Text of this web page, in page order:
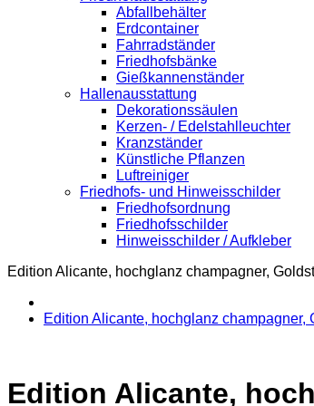
Abfallbehälter
Erdcontainer
Fahrradständer
Friedhofsbänke
Gießkannenständer
Hallenausstattung
Dekorationssäulen
Kerzen- / Edelstahlleuchter
Kranzständer
Künstliche Pflanzen
Luftreiniger
Friedhofs- und Hinweisschilder
Friedhofsordnung
Friedhofsschilder
Hinweisschilder / Aufkleber
Edition Alicante, hochglanz champagner,
Edition Alicante, hochglanz champagner,
Edition Alicante,